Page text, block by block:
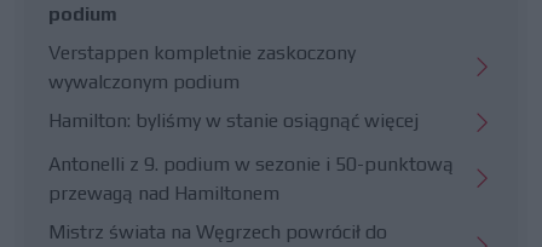
podium
Verstappen kompletnie zaskoczony
wywalczonym podium
Hamilton: byliśmy w stanie osiągnąć więcej
Antonelli z 9. podium w sezonie i 50-punktową
przewagą nad Hamiltonem
Mistrz świata na Węgrzech powrócił do